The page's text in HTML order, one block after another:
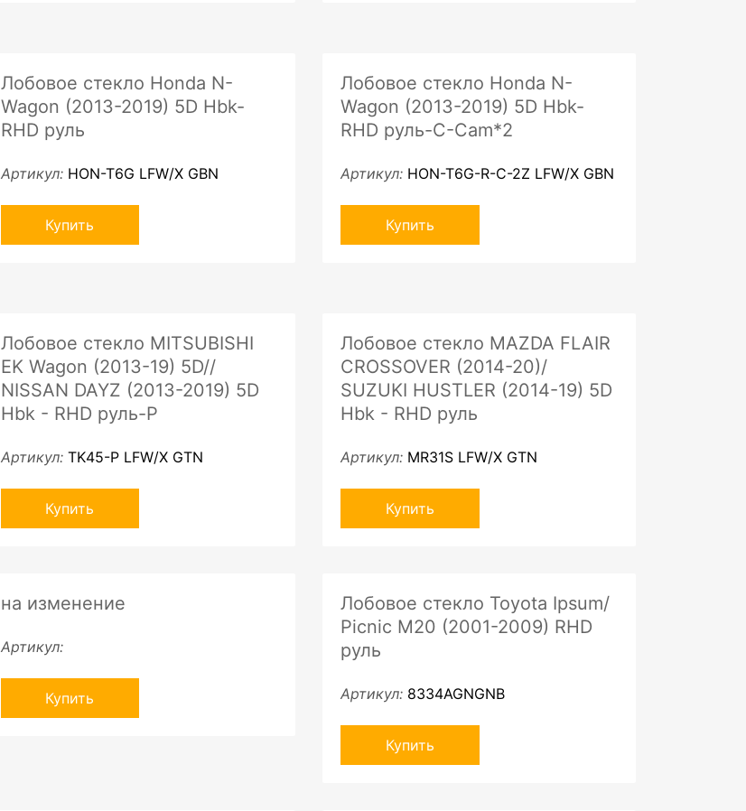
Лобовое стекло Honda N-
Wagon (2013-2019) 5D Hbk-
RHD руль
Артикул: HON-T6G LFW/X GBN
Купить
Лобовое стекло Honda N-
Wagon (2013-2019) 5D Hbk-
RHD руль-C-Cam*2
Артикул: HON-T6G-R-C-2Z LFW/X GBN
Купить
Лобовое стекло MITSUBISHI
EK Wagon (2013-19) 5D//
NISSAN DAYZ (2013-2019) 5D
Hbk - RHD руль-P
Артикул: TK45-P LFW/X GTN
Купить
Лобовое стекло MAZDA FLAIR
CROSSOVER (2014-20)/
SUZUKI HUSTLER (2014-19) 5D
Hbk - RHD руль
Артикул: MR31S LFW/X GTN
Купить
на изменение
Артикул:
Купить
Лобовое стекло Toyota Ipsum/
Picnic M20 (2001-2009) RHD
руль
Артикул: 8334AGNGNB
Купить